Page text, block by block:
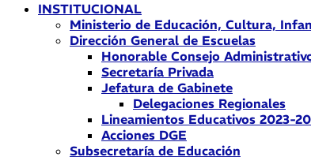
INSTITUCIONAL
Ministerio de Educación, Cultura,
Dirección General de Escuelas
Honorable Consejo
Secretaría Privada
Jefatura de Gabinete
Delegaciones Regionales
Lineamientos Educativos 2023-
Acciones DGE
Subsecretaría de Educación